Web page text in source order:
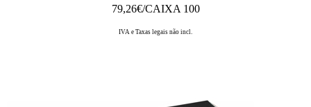
79,26€/CAIXA 100
IVA e Taxas legais não incl.